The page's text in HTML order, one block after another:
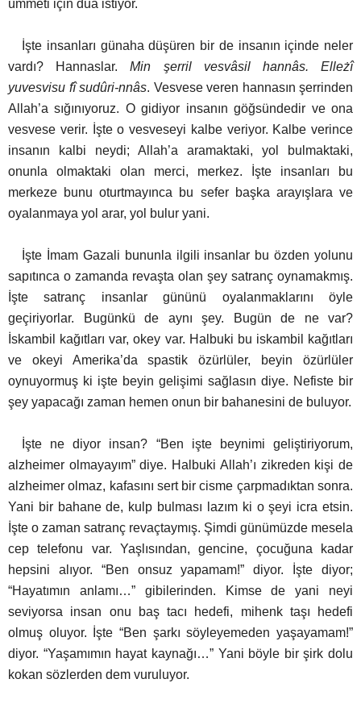
ümmeti için dua istiyor.
İşte insanları günaha düşüren bir de insanın içinde neler
vardı? Hannaslar.Min şerril vesvâsil hannâs. Elleżî
yuvesvisu fî sudûri-nnâs. Vesvese veren hannasın şerrinden
Allah’a sığınıyoruz. O gidiyor insanın göğsündedir ve ona
vesvese verir. İşte o vesveseyi kalbe veriyor. Kalbe verince
insanın kalbi neydi; Allah’a aramaktaki, yol bulmaktaki,
onunla olmaktaki olan merci, merkez. İşte insanları bu
merkeze bunu oturtmayınca bu sefer başka arayışlara ve
oyalanmaya yol arar, yol bulur yani.
İşte İmam Gazali bununla ilgili insanlar bu özden yolunu
sapıtınca o zamanda revaşta olan şey satranç oynamakmış.
İşte satranç insanlar gününü oyalanmaklarını öyle
geçiriyorlar.
Bugünkü de aynı şey. Bugün de ne var?
İskambil kağıtları var, okey var. Halbuki bu iskambil kağıtları
ve okeyi Amerika’da spastik özürlüler, beyin özürlüler
oynuyormuş ki işte beyin gelişimi sağlasın diye. Nefiste bir
şey yapacağı zaman hemen onun bir bahanesini de buluyor.
İşte ne diyor insan? “Ben işte beynimi geliştiriyorum,
alzheimer olmayayım” diye. Halbuki Allah’ı zikreden kişi de
alzheimer olmaz, kafasını sert bir cisme çarpmadıktan sonra.
Yani bir bahane de, kulp bulması lazım ki o şeyi icra etsin.
İşte o zaman satranç revaçtaymış. Şimdi günümüzde mesela
cep telefonu var. Yaşlısından, gencine, çocuğuna kadar
hepsini alıyor. “Ben onsuz yapamam!” diyor. İşte diyor;
“Hayatımın anlamı…” gibilerinden. Kimse de yani neyi
seviyorsa insan onu baş tacı hedefi, mihenk taşı hedefi
olmuş oluyor. İşte “Ben şarkı söyleyemeden yaşayamam!”
diyor. “Yaşamımın hayat kaynağı…” Yani böyle bir şirk dolu
kokan sözlerden dem vuruluyor.